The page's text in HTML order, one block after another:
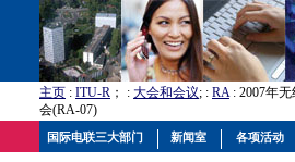
主页 : ITU-R ； : 大会和会议; : RA: 2007年
会(RA-07)
国际电联三大部门 新闻室 各项活动